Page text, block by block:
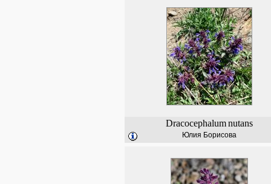
Dracocephalumnutans
Юлия Борисова